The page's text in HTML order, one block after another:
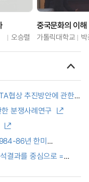
오승렬
중국문화의 이해
가톨릭대학교
협상 추진방안에 관한
Culture
분쟁사례연구
86년 한미
결과를 중심으로 =